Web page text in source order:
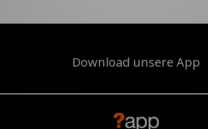
Download unsere App